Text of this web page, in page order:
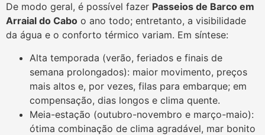
De modo geral, é possível fazer Passeios de Barco em
Arraial do Cabo o ano todo; entretanto, a visibilidade
da água e o conforto térmico variam. Em síntese:
Alta temporada (verão, feriados e finais de
semana prolongados): maior movimento, preços
mais altos e, por vezes, filas para embarque; em
compensação, dias longos e clima quente.
Meia-estação (outubro-novembro e março-maio):
ótima combinação de clima agradável, mar bonito